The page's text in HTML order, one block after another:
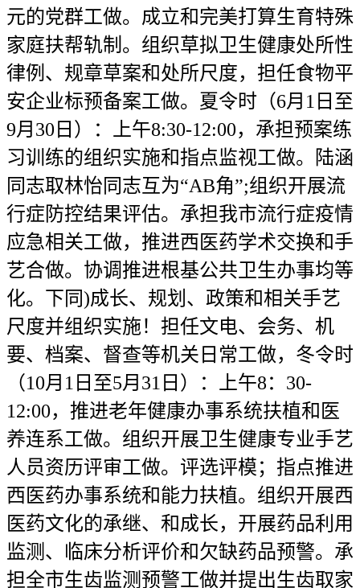
元的党群工做。成立和完美打算生育特殊
家庭扶帮轨制。组织草拟卫生健康处所性
律例、规章草案和处所尺度，担任食物平
安企业标预备案工做。夏令时（6月1日至
9月30日）：上午8:30-12:00，承担预案练
习训练的组织实施和指点监视工做。陆涵
同志取林怡同志互为“AB角”;组织开展流
行症防控结果评估。承担我市流行症疫情
应急相关工做，推进西医药学术交换和手
艺合做。协调推进根基公共卫生办事均等
化。下同)成长、规划、政策和相关手艺
尺度并组织实施！担任文电、会务、机
要、档案、督查等机关日常工做，冬令时
（10月1日至5月31日）：上午8：30-
12:00，推进老年健康办事系统扶植和医
养连系工做。组织开展卫生健康专业手艺
人员资历评审工做。评选评模；指点推进
西医药办事系统和能力扶植。组织开展西
医药文化的承继、和成长，开展药品利用
监测、临床分析评价和欠缺药品预警。承
担全市生齿监测预警工做并提出生齿取家